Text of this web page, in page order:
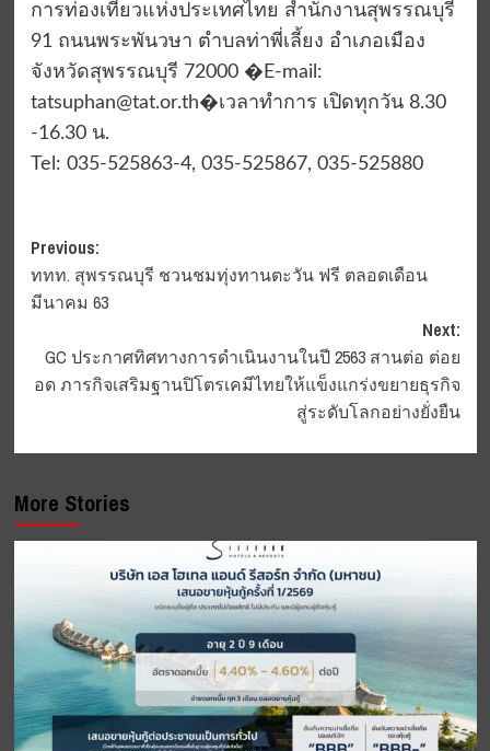
การท่องเที่ยวแห่งประเทศไทย สำนักงานสุพรรณบุรี
91 ถนนพระพันวษา ตำบลท่าพี่เลี้ยง อำเภอเมือง
จังหวัดสุพรรณบุรี 72000 �E-mail:
tatsuphan@tat.or.th�เวลาทำการ เปิดทุกวัน 8.30
-16.30 น.
Tel: 035-525863-4, 035-525867, 035-525880
Post
navigation
Previous:
ททท. สุพรรณบุรี ชวนชมทุ่งทานตะวัน ฟรี ตลอดเดือน
มีนาคม 63
Next:
GC ประกาศทิศทางการดำเนินงานในปี 2563 สานต่อ ต่อย
อด ภารกิจเสริมฐานปิโตรเคมีไทยให้แข็งแกร่งขยายธุรกิจ
สู่ระดับโลกอย่างยั่งยืน
More Stories